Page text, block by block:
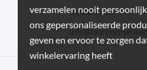
verzamelen nooit
ons gepersonaliseerde
geven en ervoor te zorgen
winkelervaring heeft
Netherlands